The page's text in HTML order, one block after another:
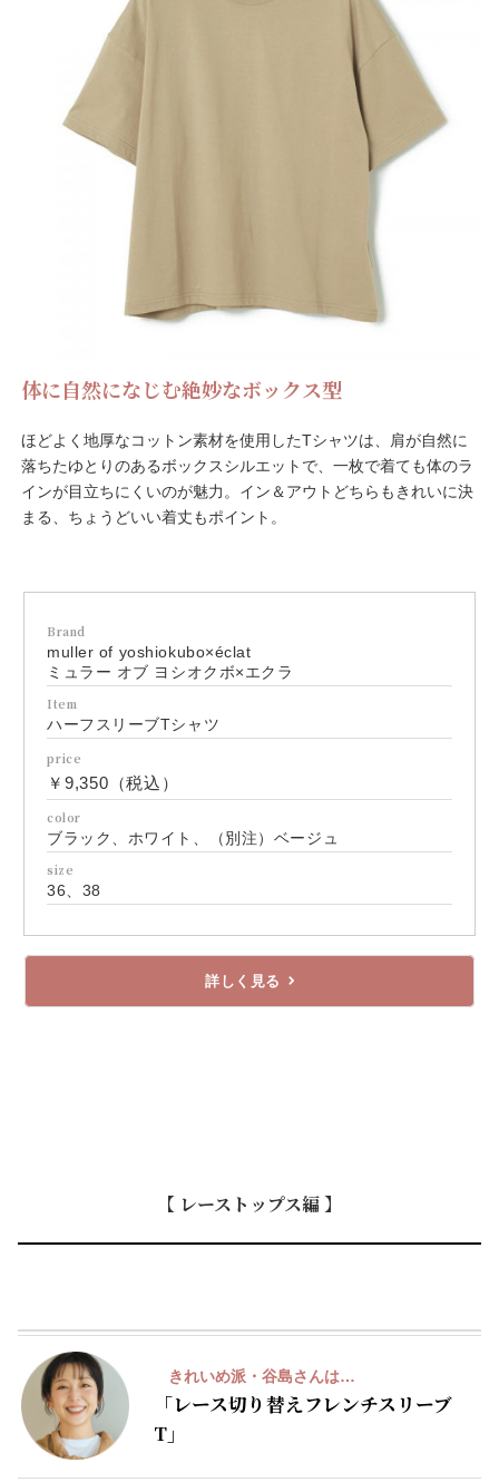
体に自然になじむ絶妙なボックス型
ほどよく地厚なコットン素材を使用したTシャツは、肩が自然に
落ちたゆとりのあるボックスシルエットで、一枚で着ても体のラ
インが目立ちにくいのが魅力。イン＆アウトどちらもきれいに決
まる、ちょうどいい着丈もポイント。
Brand
muller of yoshiokubo×éclat
ミュラー オブ ヨシオクボ×エクラ
Item
ハーフスリーブTシャツ
price
￥9,350（税込）
color
ブラック、ホワイト、（別注）ベージュ
size
36、38
詳しく見る
【 レーストップス編 】
きれいめ派・谷島さんは…
「レース切り替えフレンチスリーブ
T」